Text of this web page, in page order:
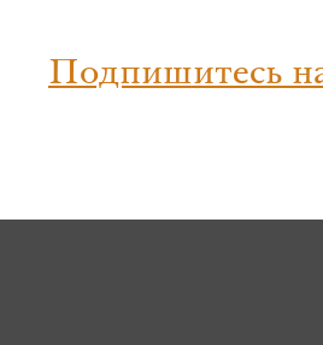
Подпишитесь